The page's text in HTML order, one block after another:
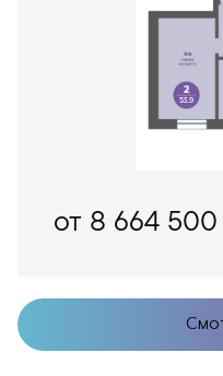
от 8 664